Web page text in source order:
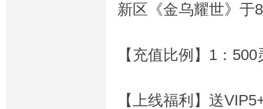
新区《金乌耀世》于
【充值比例】1：500
【上线福利】送